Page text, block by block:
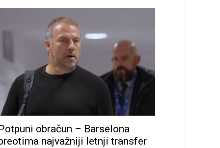
obračun – Barselona
najvažniji letnji transfer